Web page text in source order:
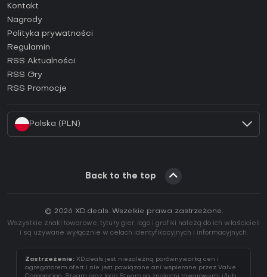
Jak aktywować klucz Steam (CD Key)?
Jak aktywować klucz Epic Games (CD Key)?
Jak aktywować klucz GOG (CD Key)?
Jak aktywować klucz Ubisoft Connect (CD Key)?
Kontakt
Nagrody
Polityka prywatności
Regulamin
RSS Aktualności
RSS Gry
RSS Promocje
Polska (PLN)
Back to the top
© 2026 XD.deals. Wszelkie prawa zastrzeżone.
Wszystkie znaki towarowe, tytuły gier, logo i grafiki należą do ich właścicieli
i są używane wyłącznie w celach identyfikacyjnych i informacyjnych.
Zastrzeżenie: XD.deals jest niezależną porównywarką cen i
agregatorem ofert i nie jest powiązane ani wspierane przez Valve